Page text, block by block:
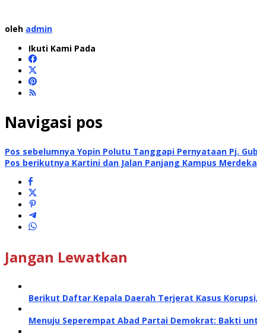
oleh admin
Ikuti Kami Pada
Navigasi pos
Pos sebelumnya Yopin Polutu Tanggapi Pernyataan Pj.
Pos berikutnya Kartini dan Jalan Panjang Kampus
Jangan Lewatkan
Berikut Daftar Kepala Daerah Terjerat Kasus
Menuju Seperempat Abad Partai Demokrat: Bakti